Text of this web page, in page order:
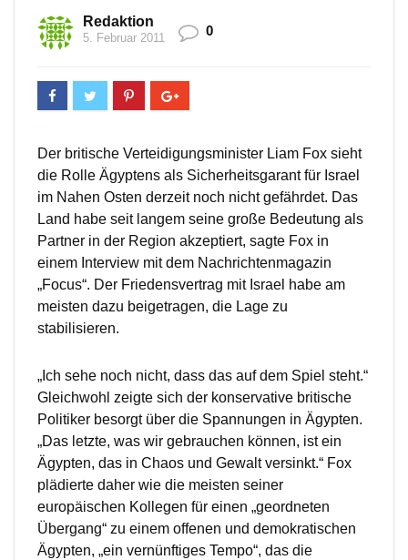
Redaktion
5. Februar 2011 0
Der britische Verteidigungsminister Liam Fox sieht
die Rolle Ägyptens als Sicherheitsgarant für Israel
im Nahen Osten derzeit noch nicht gefährdet. Das
Land habe seit langem seine große Bedeutung als
Partner in der Region akzeptiert, sagte Fox in
einem Interview mit dem Nachrichtenmagazin
„Focus“. Der Friedensvertrag mit Israel habe am
meisten dazu beigetragen, die Lage zu
stabilisieren.
„Ich sehe noch nicht, dass das auf dem Spiel steht.“
Gleichwohl zeigte sich der konservative britische
Politiker besorgt über die Spannungen in Ägypten.
„Das letzte, was wir gebrauchen können, ist ein
Ägypten, das in Chaos und Gewalt versinkt.“ Fox
plädierte daher wie die meisten seiner
europäischen Kollegen für einen „geordneten
Übergang“ zu einem offenen und demokratischen
Ägypten, „ein vernünftiges Tempo“, das die